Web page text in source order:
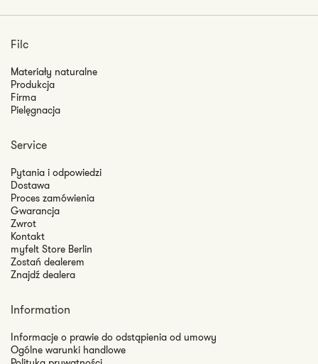
Filc
Materiały naturalne
Produkcja
Firma
Pielęgnacja
Service
Pytania i odpowiedzi
Dostawa
Proces zamówienia
Gwarancja
Zwrot
Kontakt
myfelt Store Berlin
Zostań dealerem
Znajdź dealera
Information
Informacje o prawie do odstąpienia od umowy
Ogólne warunki handlowe